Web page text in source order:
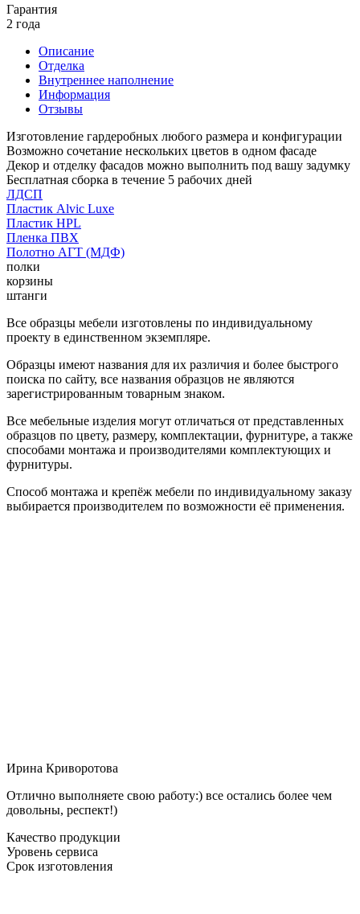
Гарантия
2 года
Описание
Отделка
Внутреннее наполнение
Информация
Отзывы
Изготовление гардеробных любого размера и конфигурации
Возможно сочетание нескольких цветов в одном фасаде
Декор и отделку фасадов можно выполнить под вашу задумку
Бесплатная сборка в течение 5 рабочих дней
ЛДСП
Пластик Alvic Luxe
Пластик HPL
Пленка ПВХ
Полотно АГТ (МДФ)
полки
корзины
штанги
Все образцы мебели изготовлены по индивидуальному
проекту в единственном экземпляре.
Образцы имеют названия для их различия и более быстрого
поиска по сайту, все названия образцов не являются
зарегистрированным товарным знаком.
Все мебельные изделия могут отличаться от представленных
образцов по цвету, размеру, комплектации, фурнитуре, а также
способами монтажа и производителями комплектующих и
фурнитуры.
Способ монтажа и крепёж мебели по индивидуальному заказу
выбирается производителем по возможности её применения.
Ирина Криворотова
Отлично выполняете свою работу:) все остались более чем
довольны, респект!)
Качество продукции
Уровень сервиса
Срок изготовления